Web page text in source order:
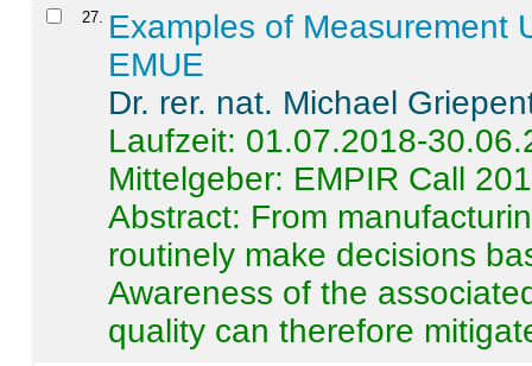
27. Examples of Measurement
EMUE
Dr. rer. nat. Michael
Laufzeit: 01.07.2018-
Mittelgeber: EMPIR Call
Abstract: From
routinely make decisions
Awareness of the
quality can therefore